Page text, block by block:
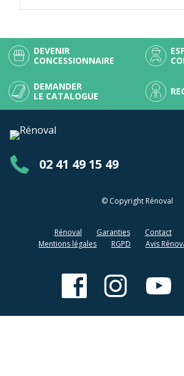
02 41 49 15 49
DEVENIR
CONCESSIONNAIRE
DEMANDER
LE CATALOGUE
© Copyright Rénoval
Rénoval Garanties Contact
Mentions légales
RGPD Avis